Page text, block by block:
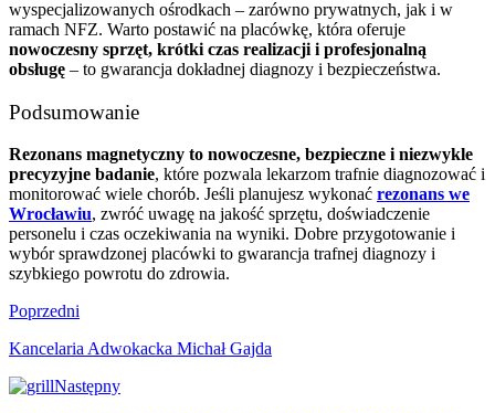
wyspecjalizowanych ośrodkach – zarówno prywatnych, jak i w
ramach NFZ. Warto postawić na placówkę, która oferuje
nowoczesny sprzęt, krótki czas realizacji i profesjonalną
obsługę – to gwarancja dokładnej diagnozy i bezpieczeństwa.
Podsumowanie
Rezonans magnetyczny to nowoczesne, bezpieczne i niezwykle
precyzyjne badanie, które pozwala lekarzom trafnie diagnozować i
monitorować wiele chorób. Jeśli planujesz wykonać rezonans we
Wrocławiu, zwróć uwagę na jakość sprzętu, doświadczenie
personelu i czas oczekiwania na wyniki. Dobre przygotowanie i
wybór sprawdzonej placówki to gwarancja trafnej diagnozy i
szybkiego powrotu do zdrowia.
Poprzedni
Kancelaria Adwokacka Michał Gajda
Następny